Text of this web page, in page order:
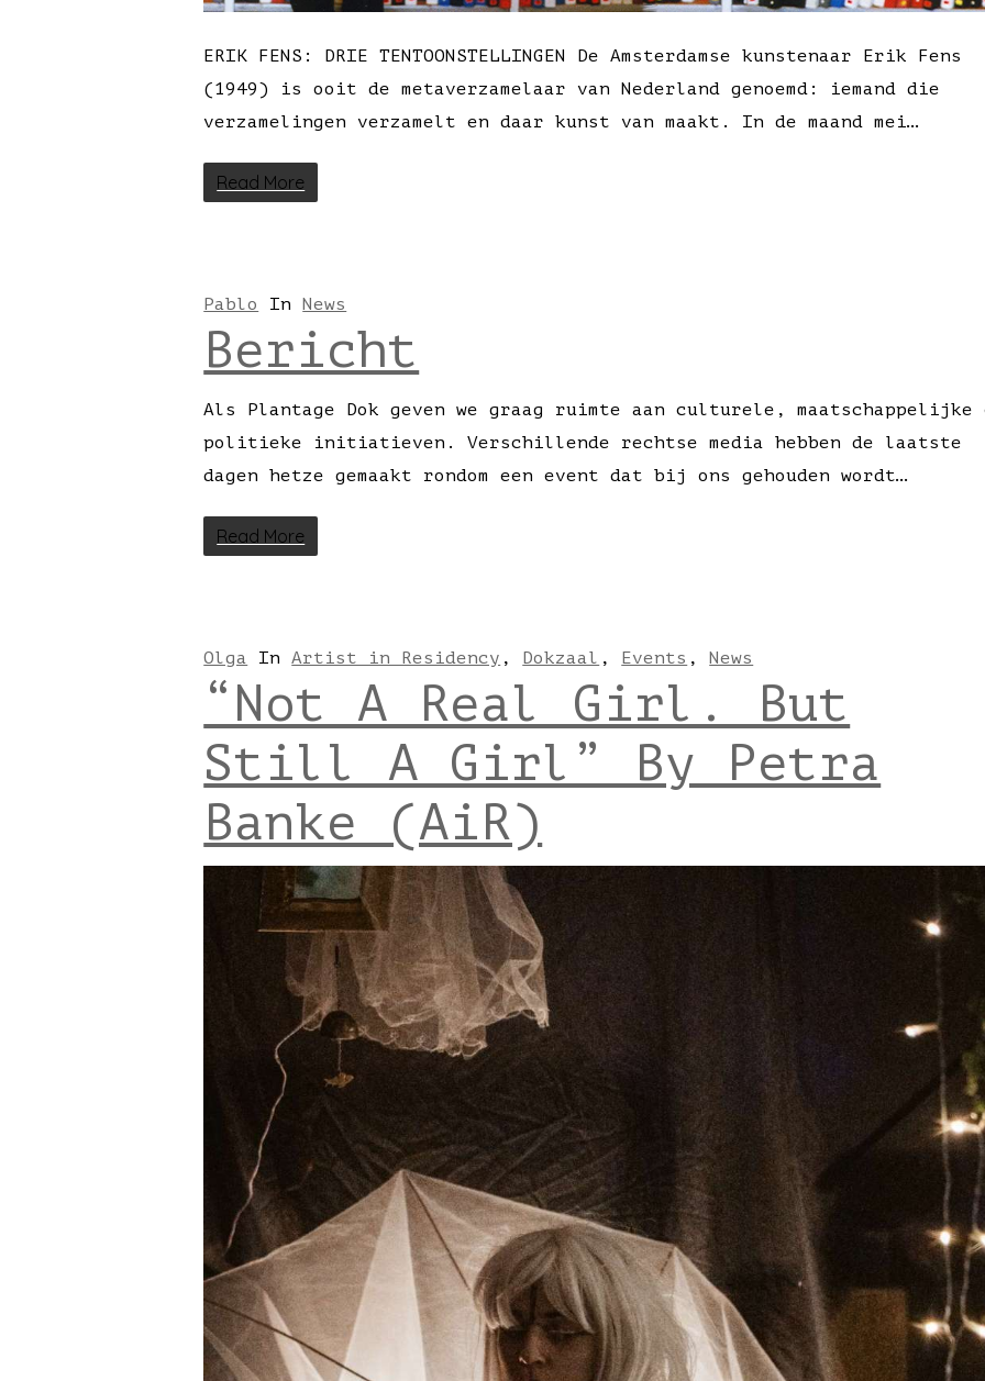
ERIK FENS: DRIE TENTOONSTELLINGEN De Amsterdamse kunstenaar Erik Fens
(1949) is ooit de metaverzamelaar van Nederland genoemd: iemand die
verzamelingen verzamelt en daar kunst van maakt. In de maand mei…
Read More
Pablo In News
Bericht
Als Plantage Dok geven we graag ruimte aan culturele, maatschappelijke
politieke initiatieven. Verschillende rechtse media hebben de laatste
dagen hetze gemaakt rondom een event dat bij ons gehouden wordt…
Read More
Olga InArtist in Residency , Dokzaal , Events , News
“Not A Real Girl. But
Still A Girl” By Petra
Banke (AiR)